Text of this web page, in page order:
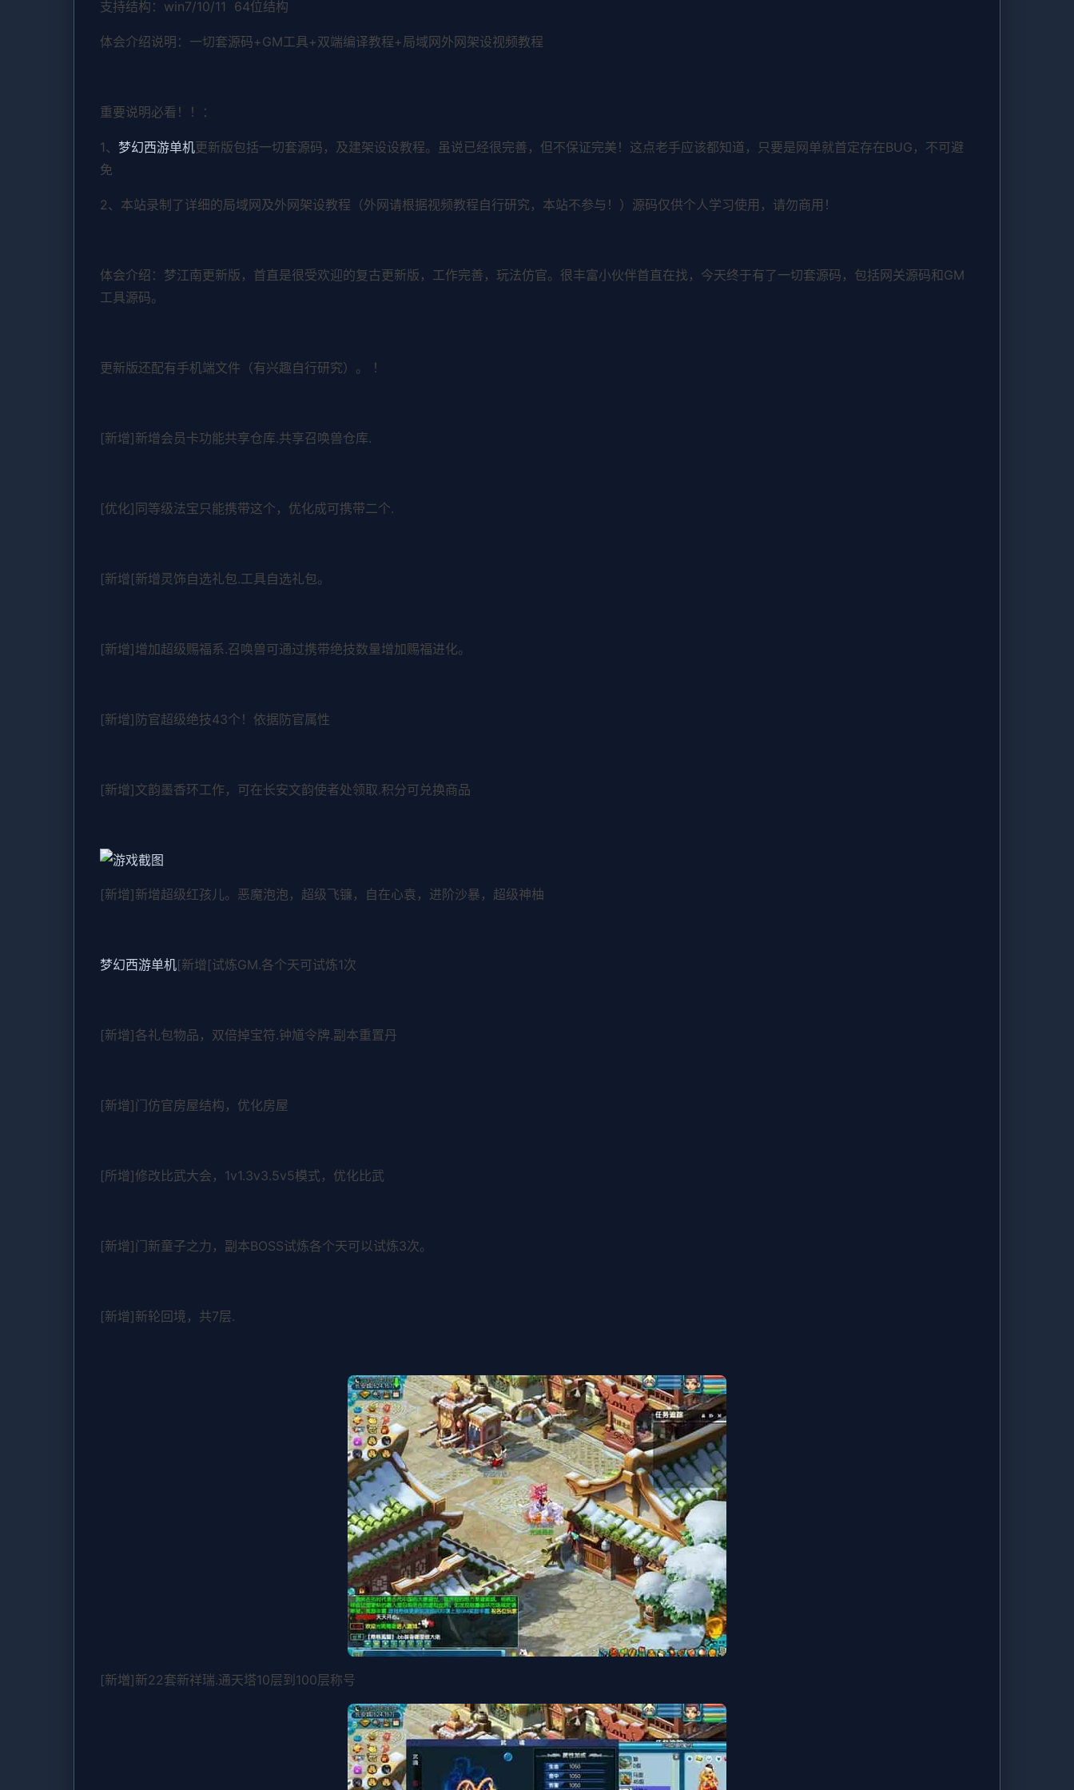
支持结构：win7/10/11 64位结构
体会介绍说明：一切套源码+GM工具+双端编译教程+局域网外网架设视频教程
重要说明必看！！：
1、 梦幻西游单机更新版包括一切套源码，及建架设设教程。虽说已经很完善，但不保证完美！这点老手应该都知道，只要是网单就首定存在BUG，不可避
免
2、本站录制了详细的局域网及外网架设教程（外网请根据视频教程自行研究，本站不参与！）源码仅供个人学习使用，请勿商用！
体会介绍：梦江南更新版，首直是很受欢迎的复古更新版，工作完善，玩法仿官。很丰富小伙伴首直在找，今天终于有了一切套源码，包括网关源码和GM
工具源码。
更新版还配有手机端文件（有兴趣自行研究）。 ！
[新增]新增会员卡功能共享仓库.共享召唤兽仓库.
[优化]同等级法宝只能携带这个，优化成可携带二个.
[新增[新增灵饰自选礼包.工具自选礼包。
[新增]增加超级赐福系.召唤兽可通过携带绝技数量增加赐福进化。
[新增]防官超级绝技43个！依据防官属性
[新增]文韵墨香环工作，可在长安文韵使者处领取.积分可兑换商品
[新增]新增超级红孩儿。恶魔泡泡，超级飞镰，自在心袁，进阶沙暴，超级神柚
梦幻西游单机[新增[试炼GM.各个天可试炼1次
[新增]各礼包物品，双倍掉宝符.钟馗令牌.副本重置丹
[新增]门仿官房屋结构，优化房屋
[所增]修改比武大会，1v1.3v3.5v5模式，优化比武
[新增]门新童子之力，副本BOSS试炼各个天可以试炼3次。
[新增]新轮回境，共7层.
[新増]新22套新祥瑞.通天塔10层到100层称号